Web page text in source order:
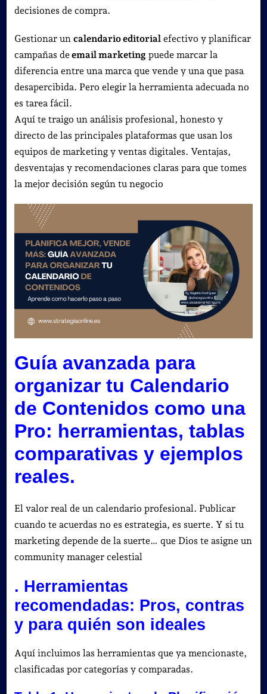
decisiones de compra.
Gestionar un calendario editorialefectivo y planificar
campañas deemail marketing puede marcar la
diferencia entre una marca que vende y una que pasa
desapercibida. Pero elegir la herramienta adecuada no
es tarea fácil.
Aquí te traigo un análisis profesional, honesto y
directo de las principales plataformas que usan los
equipos de marketing y ventas digitales. Ventajas,
desventajas y recomendaciones claras para que tomes
la mejor decisión según tu negocio
Guía avanzada para
organizar tu Calendario
de Contenidos como una
Pro: herramientas, tablas
comparativas y ejemplos
reales.
El valor real de un calendario profesional. Publicar
cuando te acuerdas no es estrategia, es suerte. Y si tu
marketing depende de la suerte… que Dios te asigne un
community manager celestial
. Herramientas
recomendadas: Pros, contras
y para quién son ideales
Aquí incluimos las herramientas que ya mencionaste,
clasificadas por categorías y comparadas.